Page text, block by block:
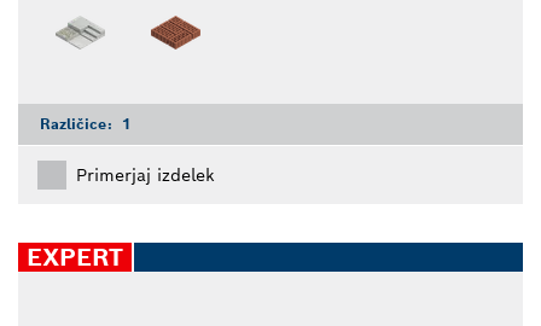
Različice: 1
Primerjaj izdelek
EXPERT